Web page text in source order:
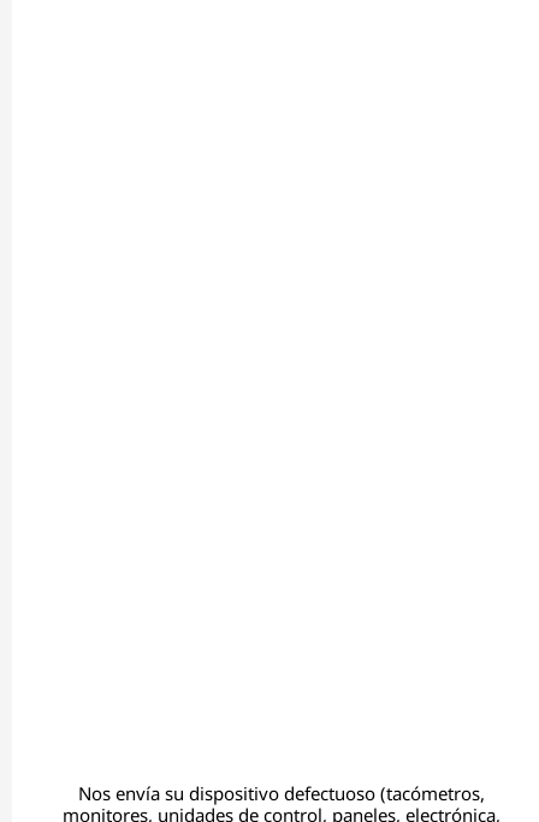
Nos envía su dispositivo defectuoso (tacómetros,
monitores, unidades de control, paneles, electrónica,